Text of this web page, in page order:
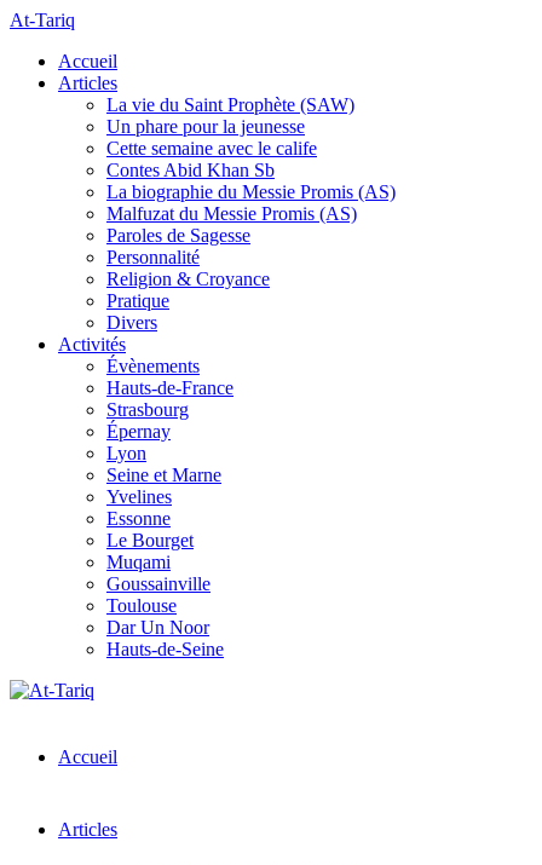
At-Tariq
Accueil
Articles
La vie du Saint Prophète (SAW)
Un phare pour la jeunesse
Cette semaine avec le calife
Contes Abid Khan Sb
La biographie du Messie Promis (AS)
Malfuzat du Messie Promis (AS)
Paroles de Sagesse
Personnalité
Religion & Croyance
Pratique
Divers
Activités
Évènements
Hauts-de-France
Strasbourg
Épernay
Lyon
Seine et Marne
Yvelines
Essonne
Le Bourget
Muqami
Goussainville
Toulouse
Dar Un Noor
Hauts-de-Seine
Accueil
Articles